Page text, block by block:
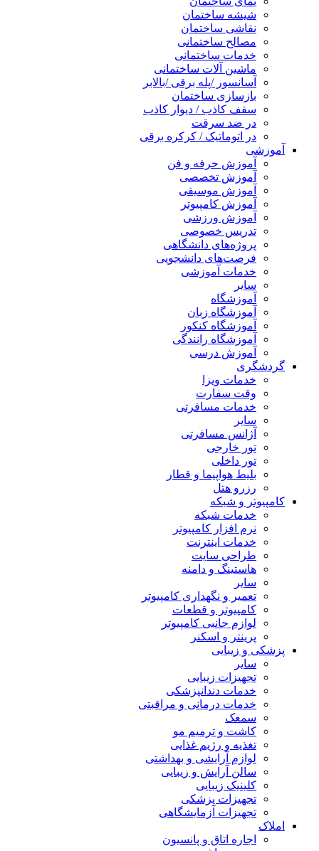
شیشه ساختمان
نقاشی ساختمان
مصالح ساختمانی
خدمات ساختمانی
ماشین آلات ساختمانی
آسانسور /پله برقی /بالابر
بازسازی ساختمان
سقف کاذب / دیوار کاذب
در ضد سرقت
در اتوماتیک / کرکره برقی
آموزشی
آموزش حرفه و فن
آموزش تخصصی
آموزش موسیقی
آموزش کامپیوتر
آموزش ورزشی
تدریس خصوصی
پروژه‌های دانشگاهی
فرصت‌های دانشجویی
خدمات آموزشی
سایر
آموزشگاه
آموزشگاه زبان
آموزشگاه کنکور
آموزشگاه رانندگی
آموزش درسی
گردشگری
خدمات ویزا
وقت سفارت
خدمات مسافرتی
سایر
آژانس مسافرتی
تور خارجی
تور داخلی
بلیط هواپیما و قطار
رزرو هتل
کامپیوتر و شبکه
خدمات شبکه
نرم افزار کامپیوتر
خدمات اینترنت
طراحی سایت
هاستینگ و دامنه
سایر
تعمیر و نگهداری کامپیوتر
کامپیوتر و قطعات
لوازم جانبی کامپیوتر
پرینتر و اسکنر
پزشکی و زیبایی
سایر
تجهیزات زیبایی
خدمات دندانپزشکی
خدمات درمانی و مراقبتی
سمعک
کاشت و ترمیم مو
تغذیه و رژیم غذایی
لوازم آرایشی و بهداشتی
سالن آرایش و زیبایی
کلینیک زیبایی
تجهیزات پزشکی
تجهیزات آزمایشگاهی
املاک
اجاره اتاق و پانسیون